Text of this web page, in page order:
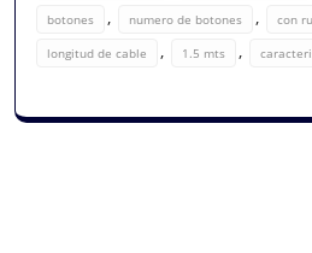
botones , numero de botones , con
longitud de cable , 1.5 mts ,